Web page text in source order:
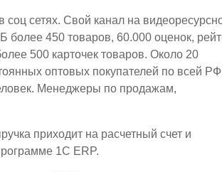
соц сетях. Свой канал на
450 товаров, 60.000 оценок,
500 карточек товаров. Около 20
оптовых покупателей по всей
Менеджеры по продажам,
приходит на расчетный счет и
1С ЕRP.